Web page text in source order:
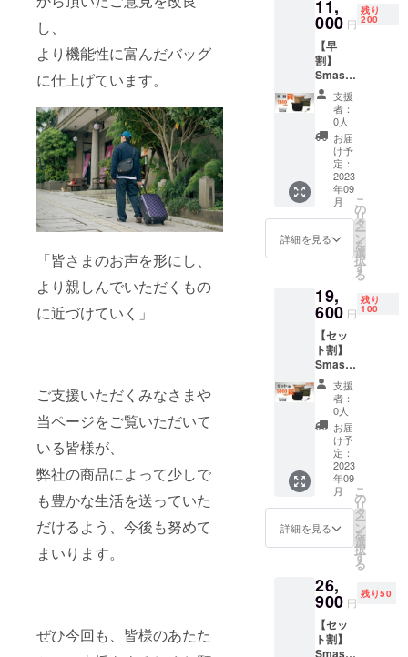
し、
より機能性に富んだバッグ
に仕上げています。
「皆さまのお声を形にし、
より親しんでいただくもの
に近づけていく」
ご支援いただくみなさまや
当ページをご覧いただいて
いる皆様が、
弊社の商品によって少しで
も豊かな生活を送っていた
だけるよう、今後も努めて
まいります。
ぜひ今回も、皆様のあたた
お選び
いただ
けま
す。
定
￥2,300
割引き
￥10,00
0（税・
送料
込）に
て承り
ます。
■Smas
hBag2×
1 ■キー
リール
はネイ
ビーの
みとな
11,
000 円
残り
200
【早
割】
Smash
Bag2
限定200
販売価
￥12,30
0（税・
送料
込）の
とこ
ろ、
200名様
限定
割引き
￥11,00
0（税・
送料
込）に
て承り
ます。
■Smas
hBag2×
1 ■キー
リール
はブ
ラッ
ク・
ベー
ジュ・
お選び
いただ
けま
す。
支援
者：
0人
お届
け予
定：
2023
年09
月
詳細を見る
こ
の
リ
タ
ー
ン
を
選
択
す
る
19,
600 円
残り
100
【セッ
ト割】
Smash
Bag2
2個セッ
ト 限
定100名
一般販
売価格
￥24,60
0（税・
送料
込）の
とこ
ろ、
100名様
￥5,000
割引き
￥19,60
0（税・
送料
支援
者：
0人
お届
け予
定：
2023
年09
月
詳細を見る
こ
の
リ
タ
ー
ン
を
選
択
す
る
26,
900 円
残り50
【セッ
ト割】
Smash